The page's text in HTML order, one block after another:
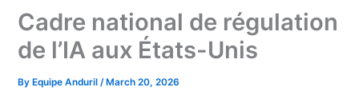
Cadre national de régulation
de l’IA aux États-Unis
By Equipe Anduril/ March 20, 2026